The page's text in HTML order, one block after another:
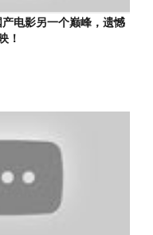
产电影另一个巅峰，遗憾
！